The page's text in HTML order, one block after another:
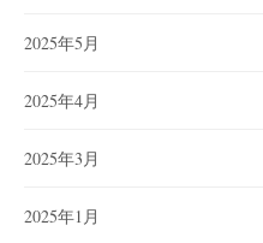
2025年5月
2025年4月
2025年3月
2025年1月